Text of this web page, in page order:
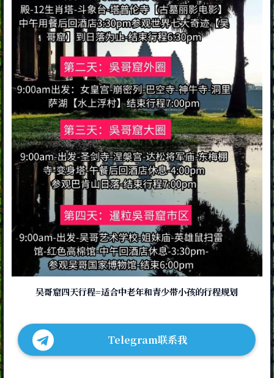
吴哥窟四天行程=适合中老年和青少带小孩的行程规划
Telegram联系我